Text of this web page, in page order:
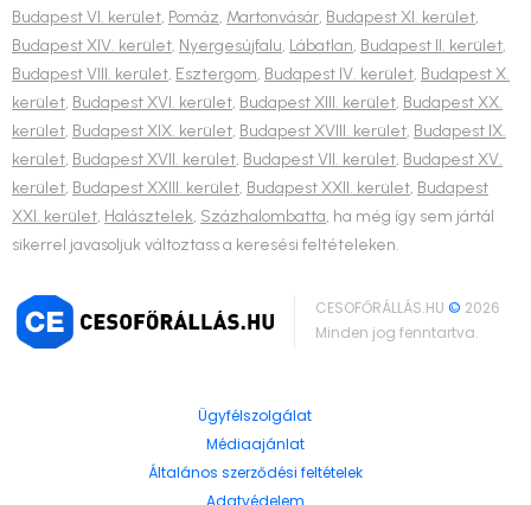
Budapest VI. kerület, Pomáz, Martonvásár, Budapest XI. kerület,
Budapest XIV. kerület, Nyergesújfalu, Lábatlan, Budapest II. kerület,
Budapest VIII. kerület, Esztergom, Budapest IV. kerület, Budapest X.
kerület, Budapest XVI. kerület, Budapest XIII. kerület, Budapest XX.
kerület, Budapest XIX. kerület, Budapest XVIII. kerület, Budapest IX.
kerület, Budapest XVII. kerület, Budapest VII. kerület, Budapest XV.
kerület, Budapest XXIII. kerület, Budapest XXII. kerület, Budapest
XXI. kerület, Halásztelek, Százhalombatta, ha még így sem jártál
sikerrel javasoljuk változtass a keresési feltételeken.
CESOFŐRÁLLÁS.HU© 2026
Minden jog fenntartva.
Ügyfélszolgálat
Médiaajánlat
Általános szerződési feltételek
Adatvédelem